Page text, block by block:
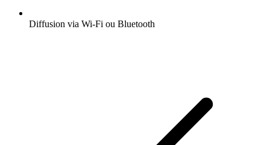
Diffusion via Wi-Fi ou Bluetooth